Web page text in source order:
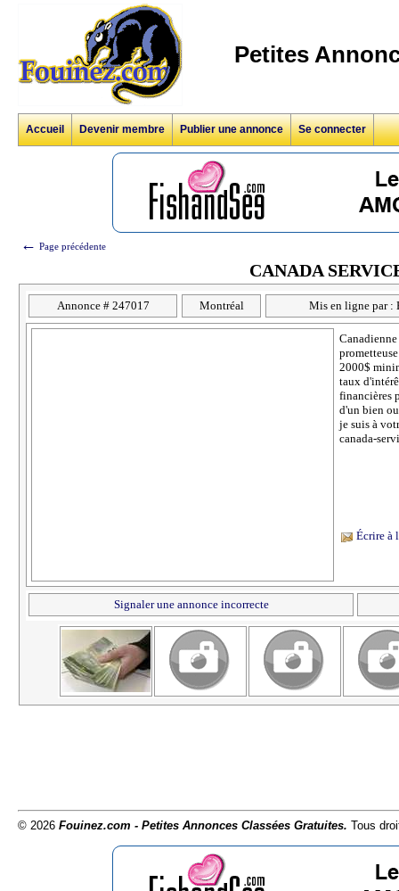
Petites
Accueil Devenir membre Publier une annonce Se connecter
← Page précédente
CANADA
Annonce # 247017 Montréal Mis en ligne par :
2000$
taux
financières
d'un bien
je suis à
canada-
Écrire à
Signaler une annonce incorrecte
© 2026 Fouinez.com - Petites Annonces Classées Gratuites. Tous